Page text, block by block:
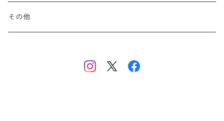
美ヶ原・八ヶ岳・秩父・多摩・南関東
その他